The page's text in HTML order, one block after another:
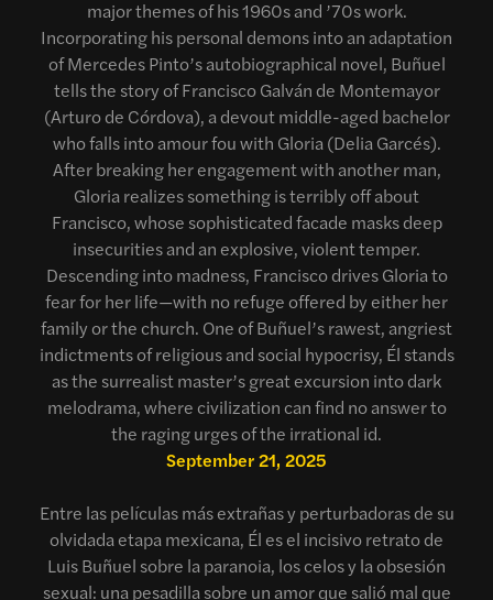
major themes of his 1960s and ’70s work.
Incorporating his personal demons into an adaptation
of Mercedes Pinto’s autobiographical novel, Buñuel
tells the story of Francisco Galván de Montemayor
(Arturo de Córdova), a devout middle-aged bachelor
who falls into amour fou with Gloria (Delia Garcés).
After breaking her engagement with another man,
Gloria realizes something is terribly off about
Francisco, whose sophisticated facade masks deep
insecurities and an explosive, violent temper.
Descending into madness, Francisco drives Gloria to
fear for her life—with no refuge offered by either her
family or the church. One of Buñuel’s rawest, angriest
indictments of religious and social hypocrisy, Él stands
as the surrealist master’s great excursion into dark
melodrama, where civilization can find no answer to
the raging urges of the irrational id.
September 21, 2025
Entre las películas más extrañas y perturbadoras de su
olvidada etapa mexicana, Él es el incisivo retrato de
Luis Buñuel sobre la paranoia, los celos y la obsesión
sexual: una pesadilla sobre un amor que salió mal que